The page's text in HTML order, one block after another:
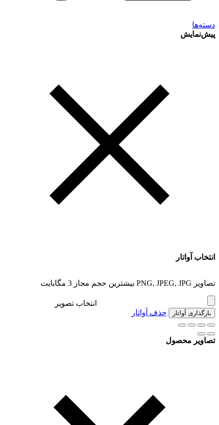
دسته‌ها
پیش‌نمایش
انتخاب آواتار
تصاویر PNG, JPEG, JPG بیشترین حجم مجاز 3 مگابایت
انتخاب تصویر
بارگذاری آواتار حذف آواتار
تصاویر محصول